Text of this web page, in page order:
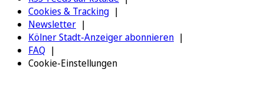
Cookies & Tracking
Newsletter
Kölner Stadt-Anzeiger abonnieren
FAQ
Cookie-Einstellungen